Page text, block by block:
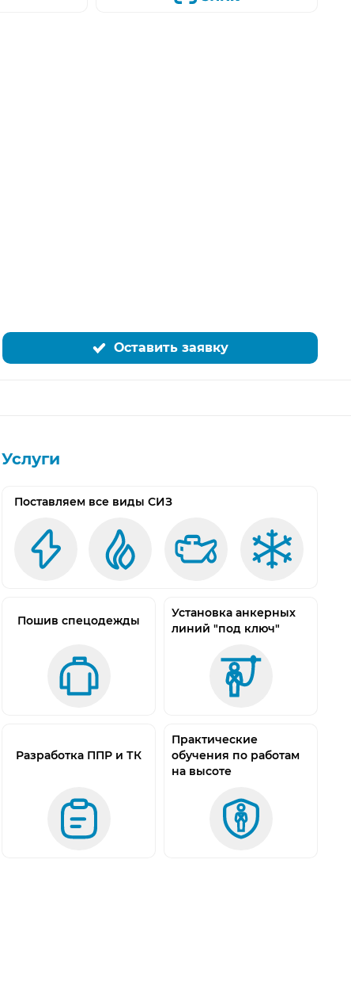
Оставить заявку
Услуги
Поставляем все виды СИЗ
Пошив спецодежды
Установка анкерных
линий "под ключ"
Разработка ППР и ТК
Практические
обучения по работам
на высоте